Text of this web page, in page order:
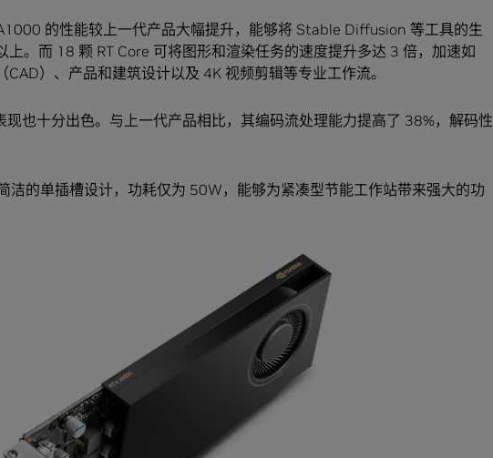
的性能较上一代产品大幅提升，能够将 Stable Diffusion 等工具的生
上。而 18 颗 RT Core 可将图形和渲染任务的速度提升多达 3 倍，加速如
）、产品和建筑设计以及 4K 视频剪辑等专业工作流。
也十分出色。与上一代产品相比，其编码流处理能力提高了 38%，解码性
洁的单插槽设计，功耗仅为 50W，能够为紧凑型节能工作站带来强大的功